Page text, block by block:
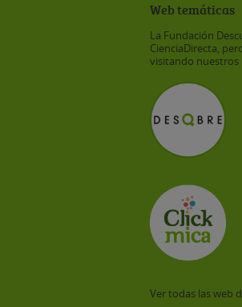
Web temáticas
La Fundación
CienciaDirecta,
visitando nuestros
Ver todas las web